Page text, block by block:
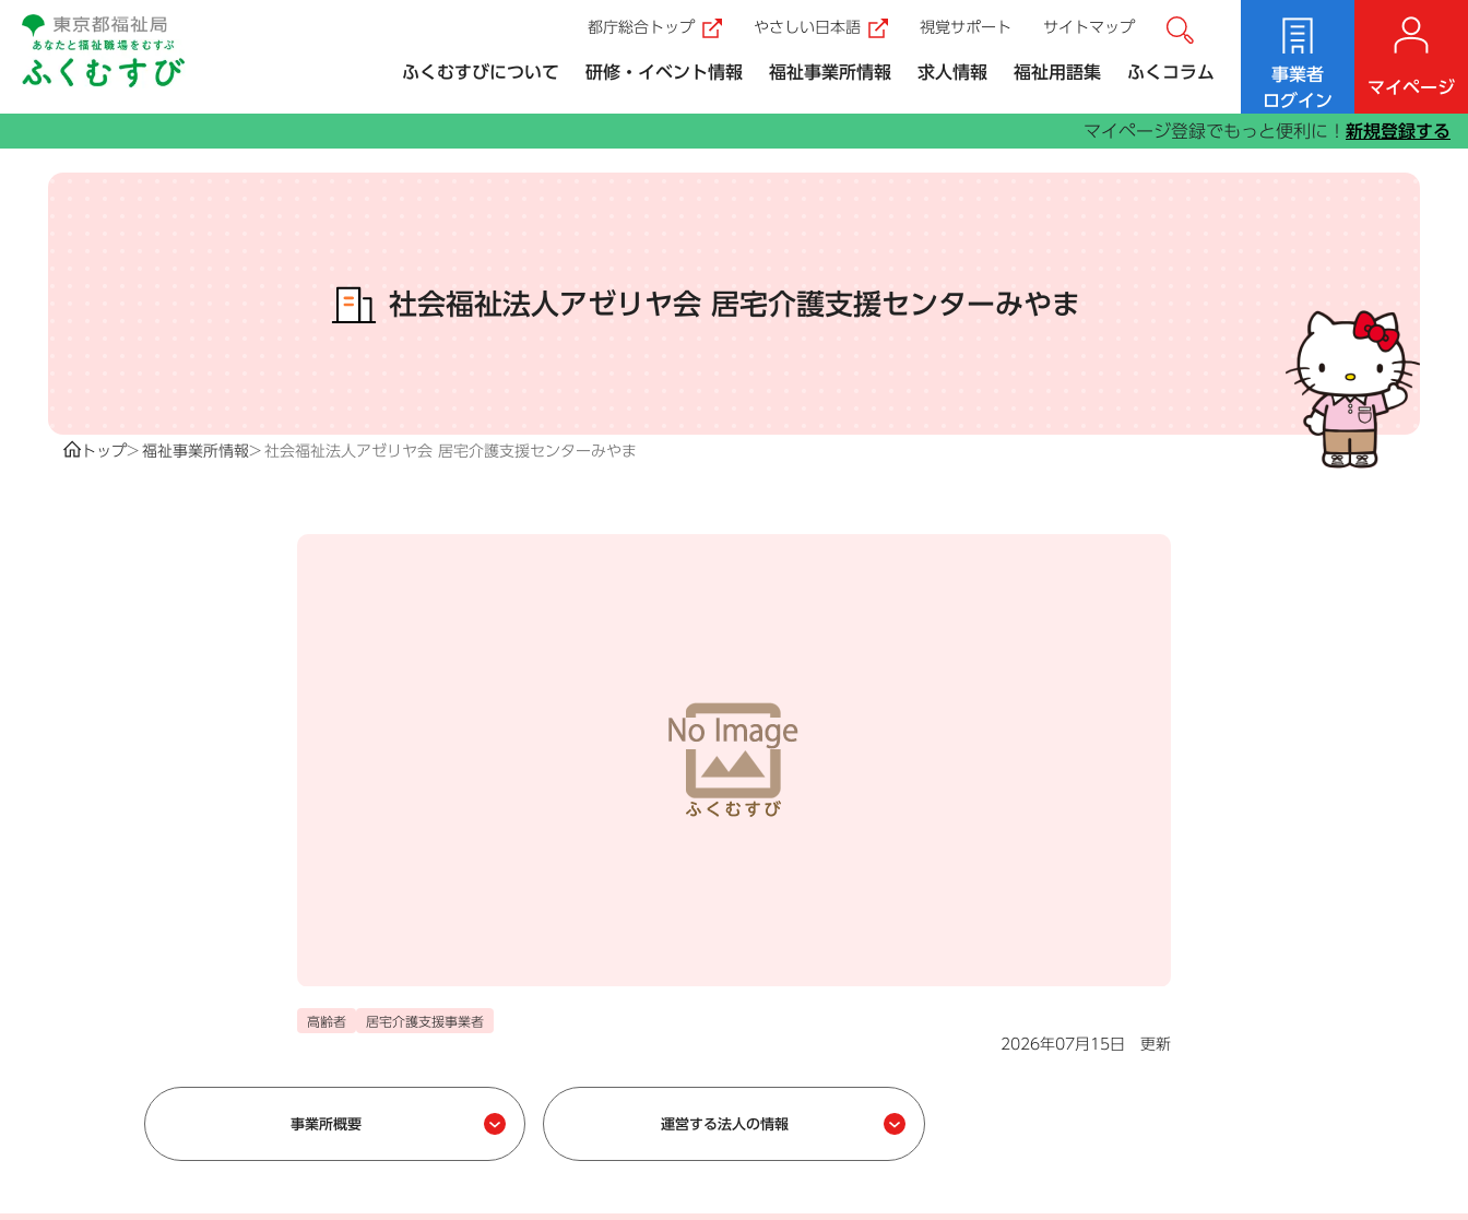
事業者
ログイン
マイページ
マイページ登録でもっと便利に！ 新規登録する
ふくむすびについて 研修・イベント情報 福祉事業所情報 求人情報 福祉用語集 ふくコラム
都庁総合トップ （外部リンク）
やさしい日本語 （外部リンク）
視覚サポート サイトマップ サイト内検索
社会福祉法人アゼリヤ会 居宅介護支援センターみやま
トップ 福祉事業所情報 社会福祉法人アゼリヤ会 居宅介護支援センターみやま
高齢者 居宅介護支援事業者
2026年07月15日 更新
事業所概要 運営する法人の情報